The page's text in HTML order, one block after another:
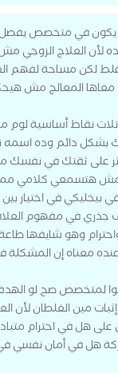
يكون في متخصص
لأن العلاج الزوجي
لكن مساحة لفهم
المعالج مش
نقاط أساسية لوم
بشكل دائم وده اسمه
على ثقتك في نفسك
مش هتسمعي كلامي
في اختيار بين
جذري في مفهوم
وهو شايفها
معناه إن المشكلة
لمتخصص صح لو
مين الغلطان لأن
هل في احترام
هل في أمان نفسي في